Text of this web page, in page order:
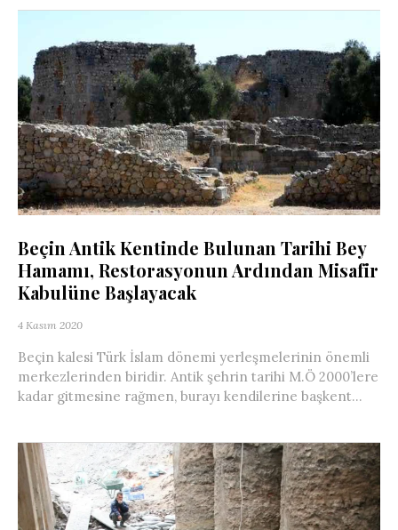
Beçin Antik Kentinde Bulunan Tarihi Bey
Hamamı, Restorasyonun Ardından Misafir
Kabulüne Başlayacak
4 Kasım 2020
Beçin kalesi Türk İslam dönemi yerleşmelerinin önemli
merkezlerinden biridir. Antik şehrin tarihi M.Ö 2000’lere
kadar gitmesine rağmen, burayı kendilerine başkent...